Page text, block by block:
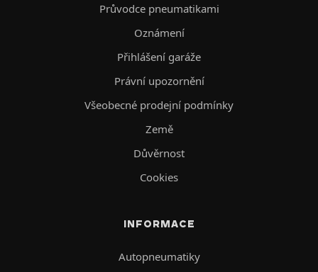
Průvodce pneumatikami
Oznámení
Přihlášení garáže
Právní upozornění
Všeobecné prodejní podmínky
Země
Důvěrnost
Cookies
INFORMACE
Autopneumatiky